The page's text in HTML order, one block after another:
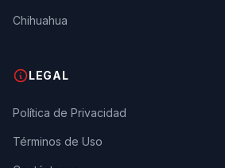
Chihuahua
LEGAL
Política de Privacidad
Términos de Uso